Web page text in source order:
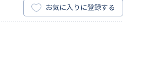
お気に入りに登録する